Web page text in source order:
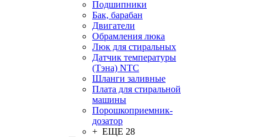
Подшипники
Бак, барабан
Двигатели
Обрамления люка
Люк для стиральных
Датчик температуры
(Тэна) NTC
Шланги заливные
Плата для стиральной
машины
Порошкоприемник-
дозатор
+ ЕЩЕ 28